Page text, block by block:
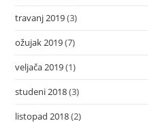
travanj 2019(3)
ožujak 2019(7)
veljača 2019(1)
studeni 2018(3)
listopad 2018(2)